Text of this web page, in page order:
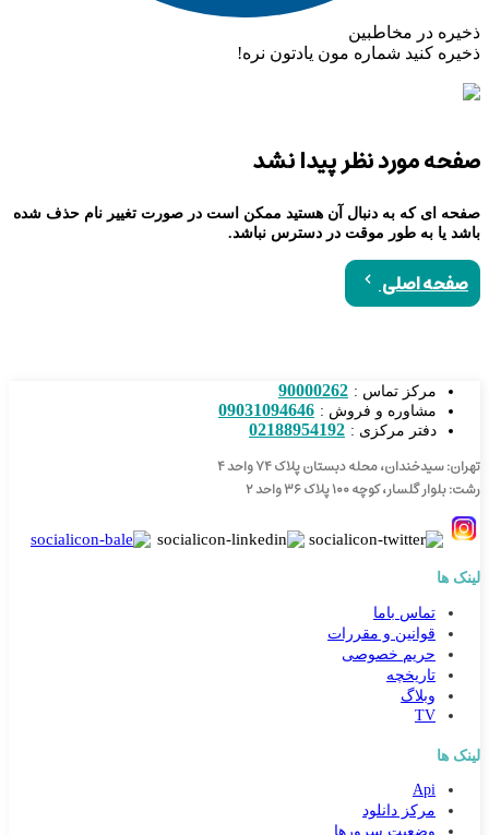
ذخیره در مخاطبین
ذخیره کنید شماره مون یادتون نره!
صفحه مورد نظر پیدا نشد
صفحه ای که به دنبال آن هستید ممکن است در صورت تغییر نام حذف شده
باشد یا به طور موقت در دسترس نباشد.
صفحه اصلی
مرکز تماس : 90000262
مشاوره و فروش : 09031094646
دفتر مرکزی : 02188954192
تهران: سیدخندان، محله دبستان پلاک ۷۴ واحد ۴
رشت: بلوار گلسار، کوچه ۱۰۰ پلاک ۳۶ واحد ۲
لینک ها
تماس باما
قوانین و مقررات
حریم خصوصی
تاریخچه
وبلاگ
TV
لینک ها
Api
مرکز دانلود
وضعیت سرورها